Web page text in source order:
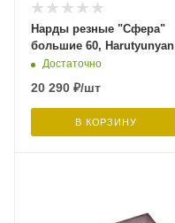
Нарды резные "Сфера"
большие 60, Harutyunyan
Достаточно
20 290 ₽/шт
В КОРЗИНУ